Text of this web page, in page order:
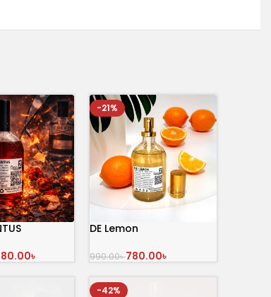
৳
-21%
DE Lemon
990.00৳780.00৳
অর্ডার করুন
-42%